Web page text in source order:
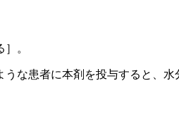
。
な患者に本剤を投与すると、水